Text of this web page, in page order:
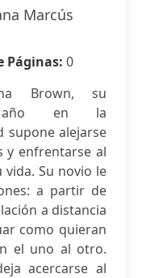
Marcús
Páginas: 0
Brown, su
año en la
supone alejarse
y enfrentarse al
Su novio le
a partir de
a distancia
como quieran
el uno al otro.
acercarse al